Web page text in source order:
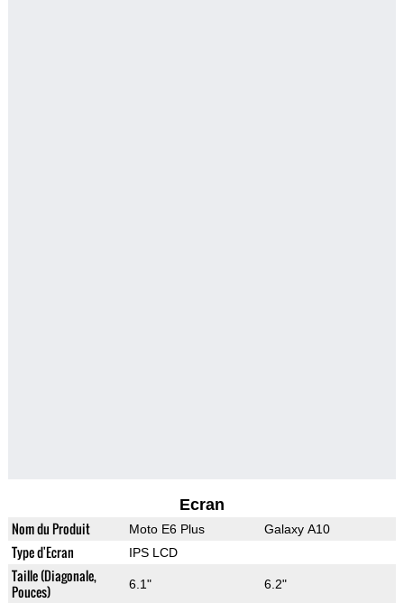
Ecran
Nom du Produit Moto E6 Plus Galaxy A10
Type d'Ecran IPS LCD
Taille (Diagonale,
Pouces)
6.1" 6.2"